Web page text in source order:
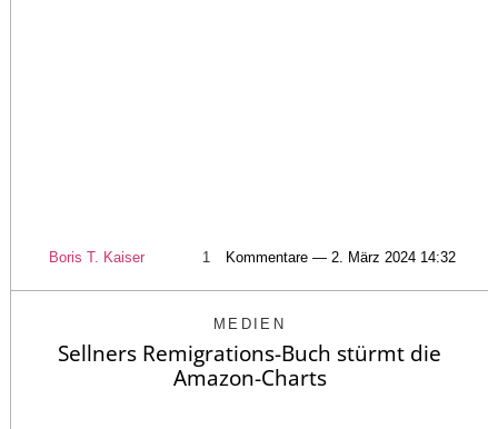
Boris T. Kaiser 1 Kommentare — 2. März 2024 14:32
MEDIEN
Sellners Remigrations-Buch stürmt die
Amazon-Charts